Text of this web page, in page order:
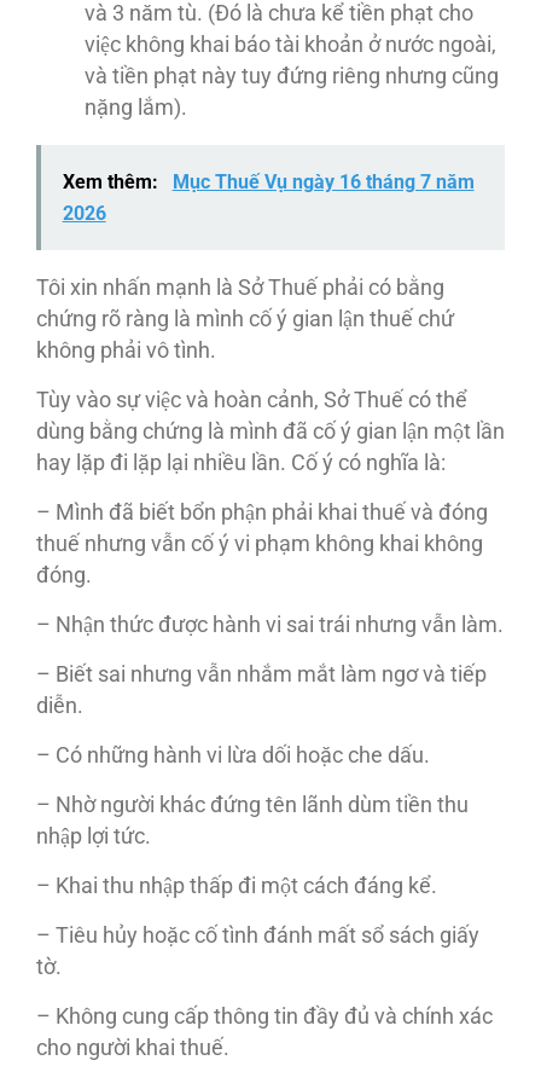
và 3 năm tù. (Đó là chưa kể tiền phạt cho
việc không khai báo tài khoản ở nước ngoài,
và tiền phạt này tuy đứng riêng nhưng cũng
nặng lắm).
Xem thêm:
Mục Thuế Vụ ngày 16 tháng 7 năm
2026
Tôi xin nhấn mạnh là Sở Thuế phải có bằng
chứng rõ ràng là mình cố ý gian lận thuế chứ
không phải vô tình.
Tùy vào sự việc và hoàn cảnh, Sở Thuế có thể
dùng bằng chứng là mình đã cố ý gian lận một lần
hay lặp đi lặp lại nhiều lần. Cố ý có nghĩa là:
– Mình đã biết bổn phận phải khai thuế và đóng
thuế nhưng vẫn cố ý vi phạm không khai không
đóng.
– Nhận thức được hành vi sai trái nhưng vẫn làm.
– Biết sai nhưng vẫn nhắm mắt làm ngơ và tiếp
diễn.
– Có những hành vi lừa dối hoặc che dấu.
– Nhờ người khác đứng tên lãnh dùm tiền thu
nhập lợi tức.
– Khai thu nhập thấp đi một cách đáng kể.
– Tiêu hủy hoặc cố tình đánh mất sổ sách giấy
tờ.
– Không cung cấp thông tin đầy đủ và chính xác
cho người khai thuế.